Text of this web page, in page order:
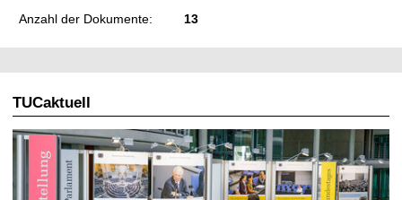
Anzahl der Dokumente: 13
TUCaktuell